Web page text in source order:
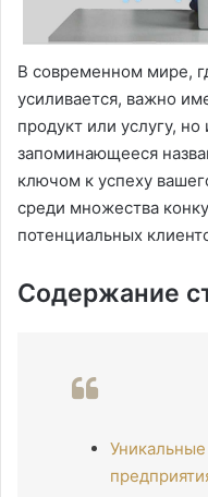
В современном мире,
усиливается, важно
продукт или услугу,
запоминающееся
ключом к успеху
среди множества
потенциальных
Содержание